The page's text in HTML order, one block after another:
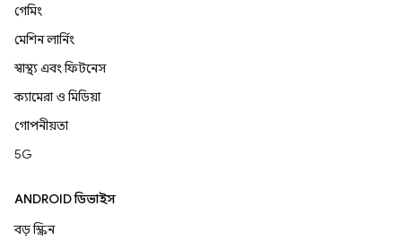
গেমিং
মেশিন লার্নিং
স্বাস্থ্য এবং ফিটনেস
ক্যামেরা ও মিডিয়া
গোপনীয়তা
5G
ANDROID ডিভাইস
বড় স্ক্রিন